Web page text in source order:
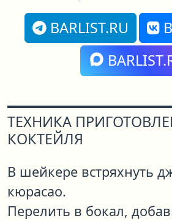
BARLIST.RU
ТЕХНИКА
КОКТЕЙЛЯ
В шейкере встряхнуть
кюрасао.
Перелить в бокал,